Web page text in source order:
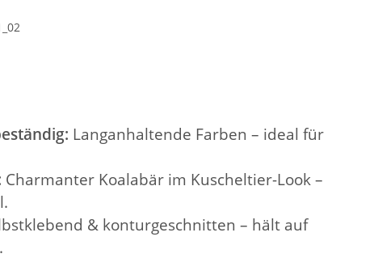
Langanhaltende Farben – ideal für
Charmanter Koalabär im Kuscheltier-Look –
& konturgeschnitten – hält auf